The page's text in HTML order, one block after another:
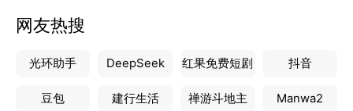
网友热搜
光环助手 DeepSeek 红果免费短剧 抖音
豆包 建行生活 禅游斗地主 Manwa2